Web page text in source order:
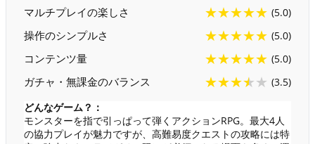
マルチプレイの楽しさ ★★★★★ (5.0)
操作のシンプルさ ★★★★★ (5.0)
コンテンツ量 ★★★★★ (5.0)
ガチャ・無課金のバランス ★★★★★ (3.5)
どんなゲーム？：
モンスターを指で引っぱって弾くアクションRPG。最大4人
の協力プレイが魅力ですが、高難易度クエストの攻略には特